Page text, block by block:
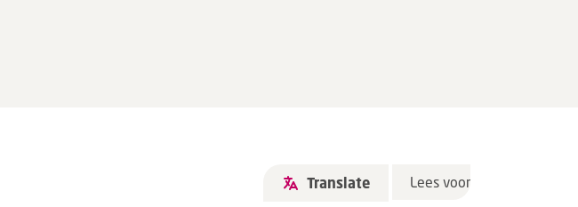
Translate Lees voor